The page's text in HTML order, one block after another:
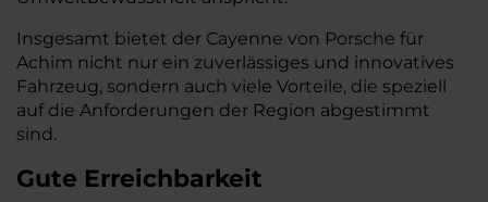
Insgesamt bietet der Cayenne von Porsche für
Achim nicht nur ein zuverlässiges und innovatives
Fahrzeug, sondern auch viele Vorteile, die speziell
auf die Anforderungen der Region abgestimmt
sind.
Gute Erreichbarkeit